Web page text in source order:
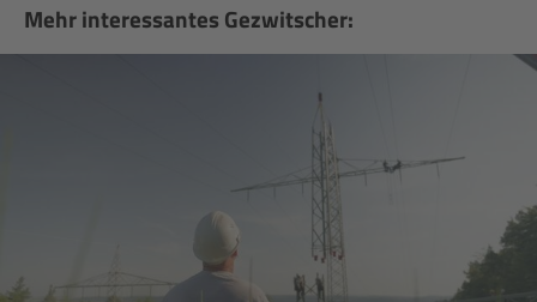
Mehr interessantes Gezwitscher: